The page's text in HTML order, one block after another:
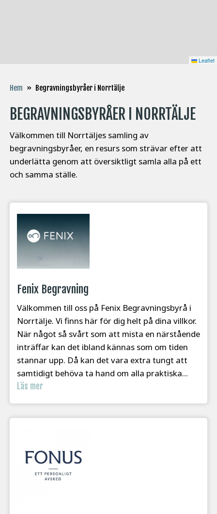
Leaflet
Hem » Begravningsbyråer i Norrtälje
BEGRAVNINGSBYRÅER I NORRTÄLJE
Välkommen till Norrtäljes samling av
begravningsbyråer, en resurs som strävar efter att
underlätta genom att översiktligt samla alla på ett
och samma ställe.
Fenix Begravning
Välkommen till oss på Fenix Begravningsbyrå i
Norrtälje. Vi finns här för dig helt på dina villkor.
När något så svårt som att mista en närstående
inträffar kan det ibland kännas som om tiden
stannar upp. Då kan det vara extra tungt att
samtidigt behöva ta hand om alla praktiska...
Läs mer